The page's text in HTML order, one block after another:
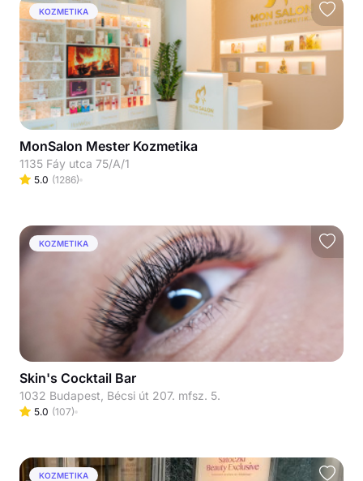
KOZMETIKA
MonSalon Mester Kozmetika
1135 Fáy utca 75/A/1
5.0 (1286)
KOZMETIKA
Skin's Cocktail Bar
1032 Budapest, Bécsi út 207. mfsz. 5.
5.0 (107)
KOZMETIKA